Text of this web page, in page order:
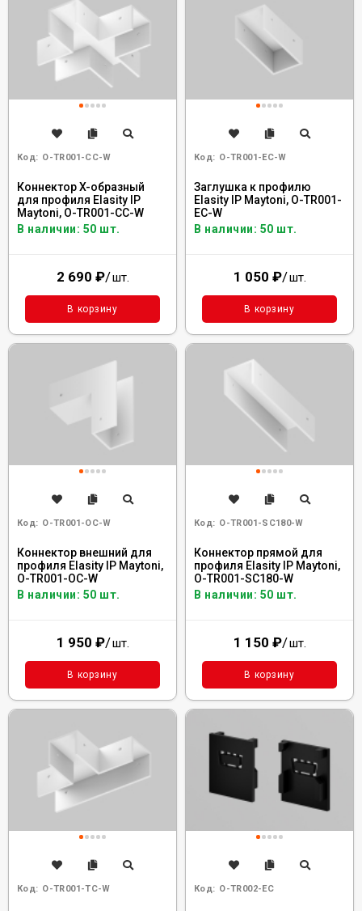
Код: O-TR001-CC-W
Коннектор X-образный
для профиля Elasity IP
Maytoni, O-TR001-CC-W
В наличии: 50 шт.
2 690 ₽/шт.
В корзину
Код: O-TR001-EC-W
Заглушка к профилю
Elasity IP Maytoni, O-TR001-
EC-W
В наличии: 50 шт.
1 050 ₽/шт.
В корзину
Код: O-TR001-OC-W
Коннектор внешний для
профиля Elasity IP Maytoni,
O-TR001-OC-W
В наличии: 50 шт.
1 950 ₽/шт.
В корзину
Код: O-TR001-SC180-W
Коннектор прямой для
профиля Elasity IP Maytoni,
O-TR001-SC180-W
В наличии: 50 шт.
1 150 ₽/шт.
В корзину
Код: O-TR001-TC-W Код: O-TR002-EC